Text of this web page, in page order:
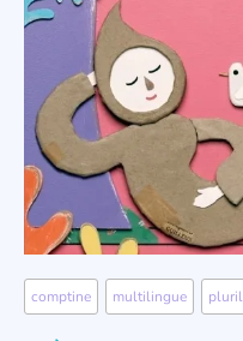
comptine multilingue